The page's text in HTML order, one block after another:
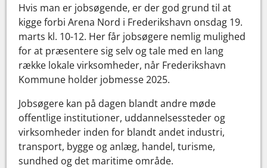
Hvis man er jobsøgende, er der god grund til at
kigge forbi Arena Nord i Frederikshavn onsdag 19.
marts kl. 10-12. Her får jobsøgere nemlig mulighed
for at præsentere sig selv og tale med en lang
række lokale virksomheder, når Frederikshavn
Kommune holder jobmesse 2025.
Jobsøgere kan på dagen blandt andre møde
offentlige institutioner, uddannelsessteder og
virksomheder inden for blandt andet industri,
transport, bygge og anlæg, handel, turisme,
sundhed og det maritime område.